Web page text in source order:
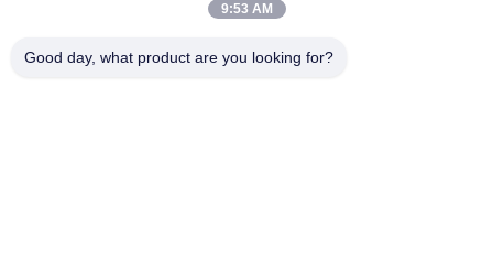
9:53 AM
Good day, what product are you looking for?